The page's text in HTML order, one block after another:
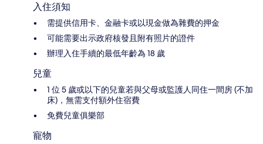
入住須知
需提供信用卡、金融卡或以現金做為雜費的押金
可能需要出示政府核發且附有照片的證件
辦理入住手續的最低年齡為 18 歲
兒童
1 位 5 歲或以下的兒童若與父母或監護人同住一間房 (不加
床)，無需支付額外住宿費
免費兒童俱樂部
寵物